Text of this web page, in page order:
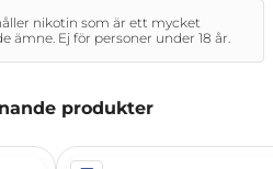
nikotin som är ett mycket
ämne. Ej för personer under 18 år.
produkter